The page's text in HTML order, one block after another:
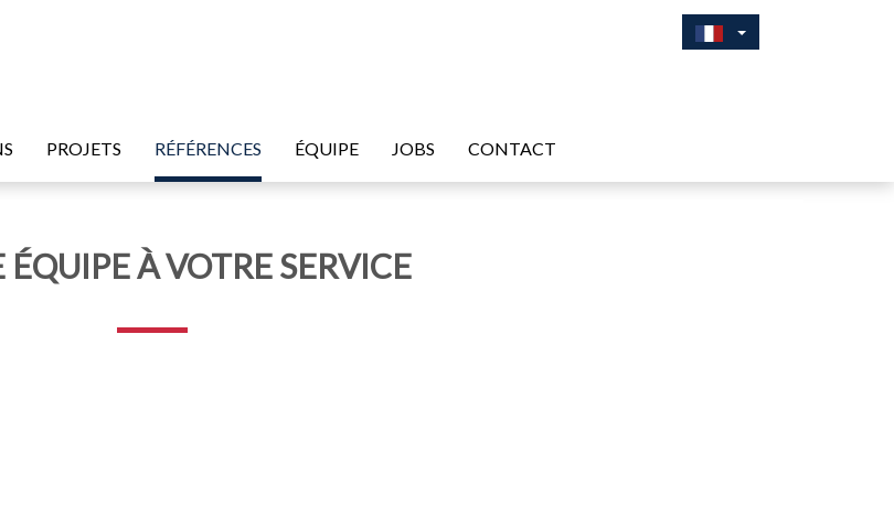
PROJETS RÉFÉRENCES ÉQUIPE JOBS CONTACT
ÉQUIPE À VOTRE SERVICE